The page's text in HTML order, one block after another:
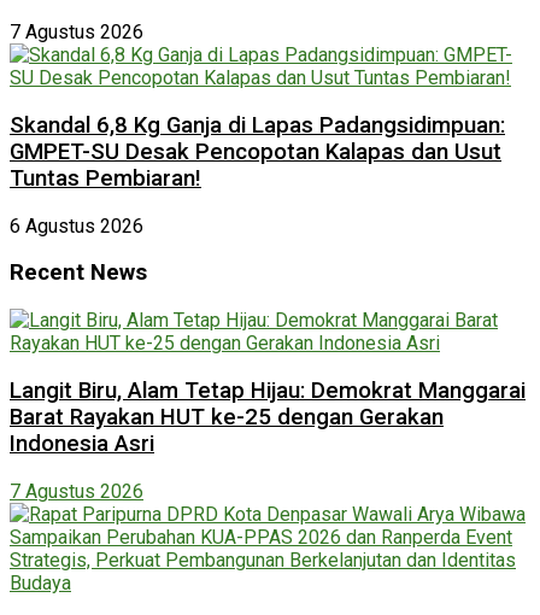
7 Agustus 2026
Skandal 6,8 Kg Ganja di Lapas Padangsidimpuan:
GMPET-SU Desak Pencopotan Kalapas dan Usut
Tuntas Pembiaran!
6 Agustus 2026
Recent News
Langit Biru, Alam Tetap Hijau: Demokrat Manggarai
Barat Rayakan HUT ke-25 dengan Gerakan
Indonesia Asri
7 Agustus 2026